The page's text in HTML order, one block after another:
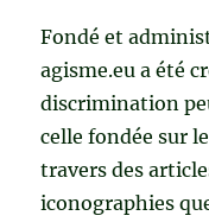
Fondé et
agisme.eu a été
discrimination
celle fondée sur
travers des
iconographies